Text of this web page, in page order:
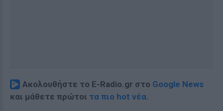
Ακολουθήστε το E-Radio.gr στο Google News
και μάθετε πρώτοι τα πιο hot νέα.